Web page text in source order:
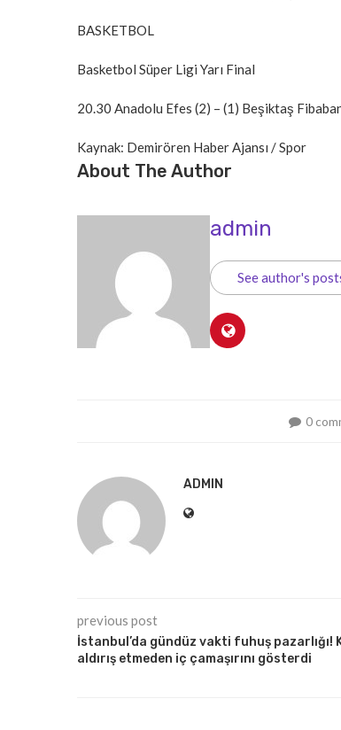
BASKETBOL
Basketbol Süper Ligi Yarı Final
20.30 Anadolu Efes (2) – (1) Beşiktaş
Kaynak: Demirören Haber Ajansı / Spor
About The Author
admin
See author's
0
ADMIN
previous post
İstanbul’da gündüz vakti fuhuş pazarlığı!
aldırış etmeden iç çamaşırını gösterdi